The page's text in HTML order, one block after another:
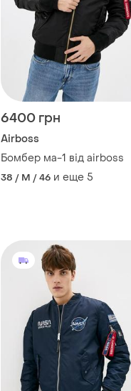
6400 грн
Airboss
Бомбер ма-1 від airboss
38 / M / 46 и еще 5